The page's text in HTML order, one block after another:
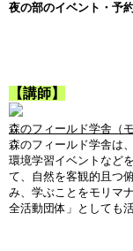
夜の部のイベント・予
【講師】
森のフィールド学舎（モ
森のフィールド学舎は
環境学習イベントなど
て、自然を客観的且つ
み、学ぶことをモリマ
全活動団体」としても